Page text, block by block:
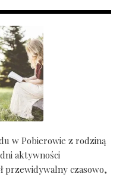
w Pobierowie z rodziną
aktywności
przewidywalny czasowo,